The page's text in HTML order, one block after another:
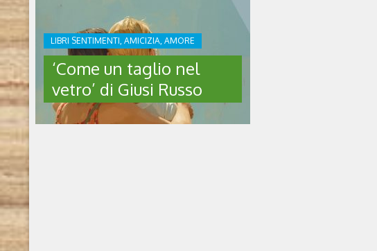
LIBRI SENTIMENTI, AMICIZIA, AMORE
‘Come un taglio nel
vetro’ di Giusi Russo